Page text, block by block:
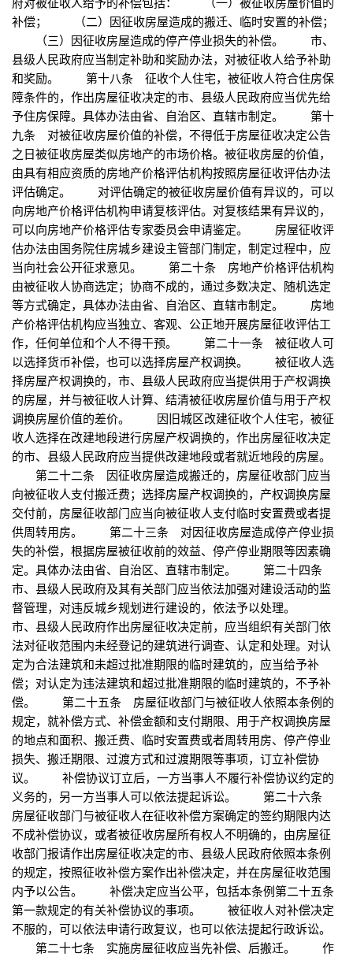
补偿； （二）因征收房屋造成的搬迁、临时安置的补偿；
（三）因征收房屋造成的停产停业损失的补偿。 市、
县级人民政府应当制定补助和奖励办法，对被征收人给予补助
和奖励。 第十八条 征收个人住宅，被征收人符合住房保
障条件的，作出房屋征收决定的市、县级人民政府应当优先给
予住房保障。具体办法由省、自治区、直辖市制定。 第十
九条 对被征收房屋价值的补偿，不得低于房屋征收决定公告
之日被征收房屋类似房地产的市场价格。被征收房屋的价值，
由具有相应资质的房地产价格评估机构按照房屋征收评估办法
评估确定。 对评估确定的被征收房屋价值有异议的，可以
向房地产价格评估机构申请复核评估。对复核结果有异议的，
可以向房地产价格评估专家委员会申请鉴定。 房屋征收评
估办法由国务院住房城乡建设主管部门制定，制定过程中，应
当向社会公开征求意见。 第二十条 房地产价格评估机构
由被征收人协商选定；协商不成的，通过多数决定、随机选定
等方式确定，具体办法由省、自治区、直辖市制定。 房地
产价格评估机构应当独立、客观、公正地开展房屋征收评估工
作，任何单位和个人不得干预。 第二十一条 被征收人可
以选择货币补偿，也可以选择房屋产权调换。 被征收人选
择房屋产权调换的，市、县级人民政府应当提供用于产权调换
的房屋，并与被征收人计算、结清被征收房屋价值与用于产权
调换房屋价值的差价。 因旧城区改建征收个人住宅，被征
收人选择在改建地段进行房屋产权调换的，作出房屋征收决定
的市、县级人民政府应当提供改建地段或者就近地段的房屋。
第二十二条 因征收房屋造成搬迁的，房屋征收部门应当
向被征收人支付搬迁费；选择房屋产权调换的，产权调换房屋
交付前，房屋征收部门应当向被征收人支付临时安置费或者提
供周转用房。 第二十三条 对因征收房屋造成停产停业损
失的补偿，根据房屋被征收前的效益、停产停业期限等因素确
定。具体办法由省、自治区、直辖市制定。 第二十四条
市、县级人民政府及其有关部门应当依法加强对建设活动的监
督管理，对违反城乡规划进行建设的，依法予以处理。
市、县级人民政府作出房屋征收决定前，应当组织有关部门依
法对征收范围内未经登记的建筑进行调查、认定和处理。对认
定为合法建筑和未超过批准期限的临时建筑的，应当给予补
偿；对认定为违法建筑和超过批准期限的临时建筑的，不予补
偿。 第二十五条 房屋征收部门与被征收人依照本条例的
规定，就补偿方式、补偿金额和支付期限、用于产权调换房屋
的地点和面积、搬迁费、临时安置费或者周转用房、停产停业
损失、搬迁期限、过渡方式和过渡期限等事项，订立补偿协
议。 补偿协议订立后，一方当事人不履行补偿协议约定的
义务的，另一方当事人可以依法提起诉讼。 第二十六条
房屋征收部门与被征收人在征收补偿方案确定的签约期限内达
不成补偿协议，或者被征收房屋所有权人不明确的，由房屋征
收部门报请作出房屋征收决定的市、县级人民政府依照本条例
的规定，按照征收补偿方案作出补偿决定，并在房屋征收范围
内予以公告。 补偿决定应当公平，包括本条例第二十五条
第一款规定的有关补偿协议的事项。 被征收人对补偿决定
不服的，可以依法申请行政复议，也可以依法提起行政诉讼。
第二十七条 实施房屋征收应当先补偿、后搬迁。 作